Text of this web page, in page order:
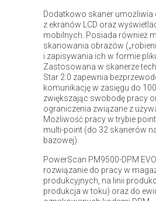
Dodatkowo skaner umożliwia
z ekranów LCD oraz
mobilnych. Posiada również
skanowania obrazów
i zapisywania ich w formie
Zastosowana w skanerze
Star 2.0 zapewnia
komunikację w zasięgu do
zwiększając swobodę pracy
ograniczenia związane z
Możliwość pracy w trybie
multi-point (do 32 skanerów
bazowej).
PowerScan PM9500-DPM
rozwiązanie do pracy w
produkcyjnych, na linii
produkcja w toku) oraz do